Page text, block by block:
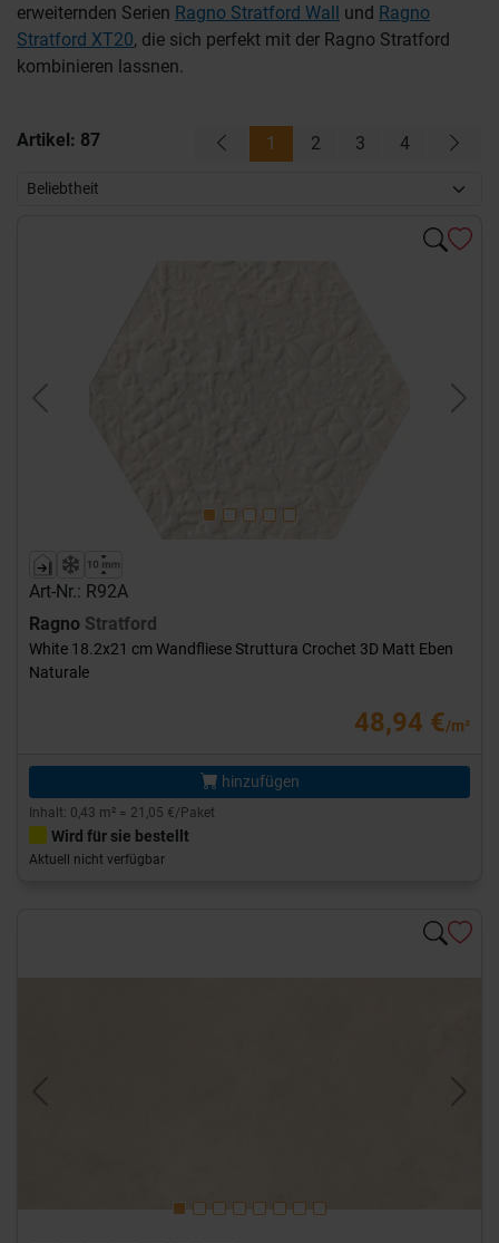
erweiternden Serien Ragno Stratford Wall und Ragno
Stratford XT20, die sich perfekt mit der Ragno Stratford
kombinieren lassnen.
Artikel: 87 1 2 3 4
Previous Next
Art-Nr.: R92A
Ragno Stratford
White 18.2x21 cm Wandfliese Struttura Crochet 3D Matt Eben
Naturale
48,94 €/m²
hinzufügen
Inhalt: 0,43 m² = 21,05 €/Paket
Wird für sie bestellt
Aktuell nicht verfügbar
Previous Next